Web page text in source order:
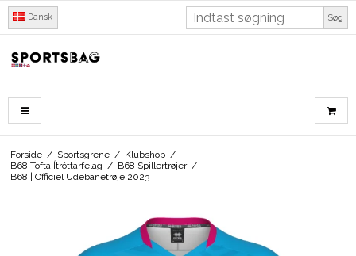
Dansk Søg
Forside / Sportsgrene / Klubshop /
B68 Tofta Ítróttarfelag / B68 Spillertrøjer /
B68 | Officiel Udebanetrøje 2023